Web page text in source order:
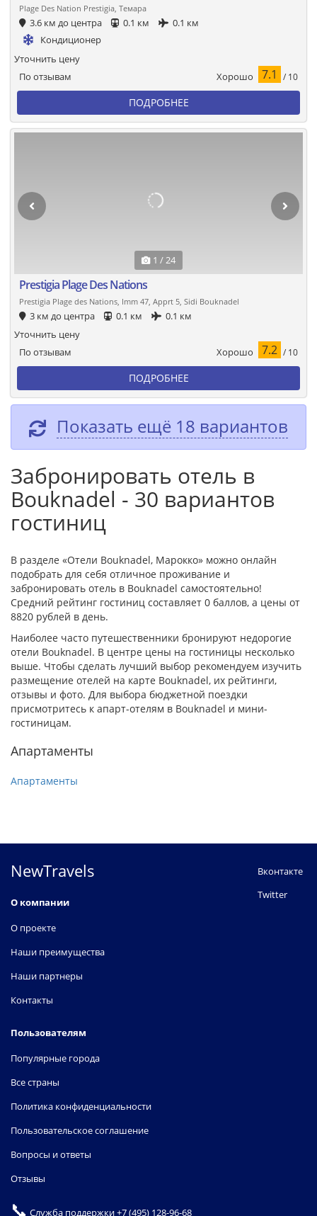
Plage Des Nation Prestigia, Темара
3.6 км до центра 0.1 км
0.1 км
Кондиционер
По отзывам Хорошо 7.1 / 10
Уточнить цену
ПОДРОБНЕЕ
1 / 24
Prestigia Plage Des Nations
Prestigia Plage des Nations, Imm 47, Apprt 5, Sidi Bouknadel
3 км до центра 0.1 км 0.1 км
По отзывам Хорошо 7.2 / 10
Уточнить цену
ПОДРОБНЕЕ
Показать ещё 18 вариантов
Забронировать отель в
Bouknadel - 30 вариантов
гостиниц
В разделе «Отели Bouknadel, Марокко» можно онлайн
подобрать для себя отличное проживание и
забронировать отель в Bouknadel самостоятельно!
Средний рейтинг гостиниц составляет 0 баллов, а цены от
8820 рублей в день.
Наиболее часто путешественники бронируют недорогие
отели Bouknadel. В центре цены на гостиницы несколько
выше. Чтобы сделать лучший выбор рекомендуем изучить
размещение отелей на карте Bouknadel, их рейтинги,
отзывы и фото. Для выбора бюджетной поездки
присмотритесь к апарт-отелям в Bouknadel и мини-
гостиницам.
Апартаменты
Апартаменты
NewTravels
О компании
О проекте
Наши преимущества
Наши партнеры
Контакты
Пользователям
Популярные города
Все страны
Политика конфиденциальности
Пользовательское соглашение
Вопросы и ответы
Отзывы
Вконтакте
Twitter
📞 Служба поддержки+7 (495) 128-96-68